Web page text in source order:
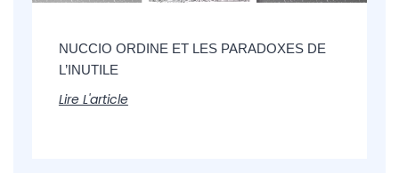
NUCCIO ORDINE ET LES PARADOXES DE
L’INUTILE
Lire L'article